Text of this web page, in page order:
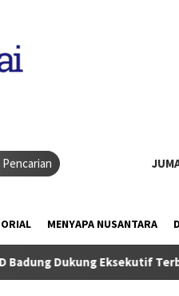
Pencarian
MENYAPA NUSANTARA
Eksekutif Terbitkan OD